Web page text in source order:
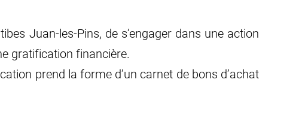
Juan-les-Pins, de s’engager dans une action
gratification financière.
prend la forme d’un carnet de bons d’achat